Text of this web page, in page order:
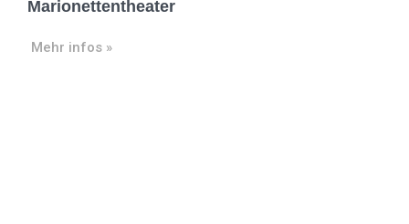
Marionettentheater
Mehr infos »